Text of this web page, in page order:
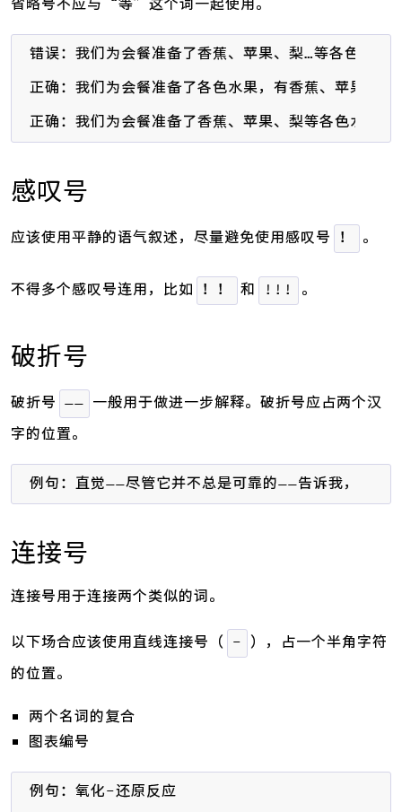
错误：我们为会餐准备了香蕉、苹果、梨…等各色水果
正确：我们为会餐准备了各色水果，有香蕉、苹果、
正确：我们为会餐准备了香蕉、苹果、梨等各色水果。
感叹号
应该使用平静的语气叙述，尽量避免使用感叹号 ！ 。
不得多个感叹号连用，比如 ！！ 和 !!! 。
破折号
破折号 —— 一般用于做进一步解释。破折号应占两个汉
字的位置。
例句：直觉——尽管它并不总是可靠的——告诉我，这事
连接号
连接号用于连接两个类似的词。
以下场合应该使用直线连接号（ - ），占一个半角字符
的位置。
两个名词的复合
图表编号
例句：氧化-还原反应